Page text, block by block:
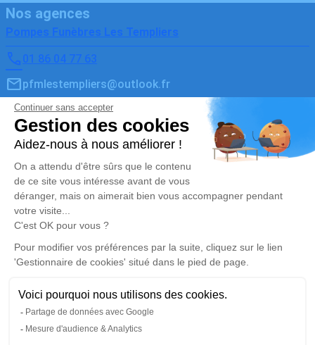
Nos agences
Pompes Funèbres Les Templiers
01 86 04 77 63
pfmlestempliers@outlook.fr
34 Rue de Chartres - 78610 - Le Perray-en-Yvelines
5/5 - 6 avis
Pompes Funèbres Les Templiers Elancourt
01 30 50 50 51
pfmlestempliers@outlook.fr
Cézanne - 78990 - Élancourt
Mentions légales
Politique de traitement des données personnelles
Politique d’utilisation des cookies